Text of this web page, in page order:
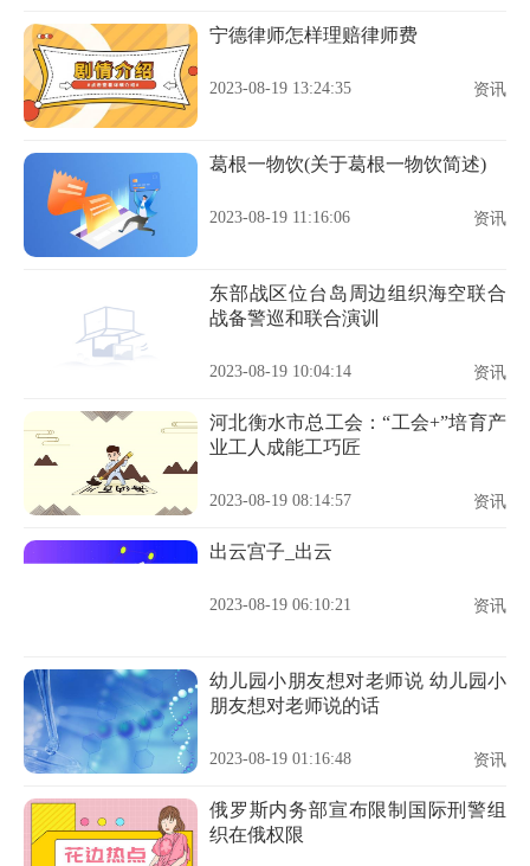
宁德律师怎样理赔律师费
2023-08-19 13:24:35 资讯
葛根一物饮(关于葛根一物饮简述)
2023-08-19 11:16:06 资讯
东部战区位台岛周边组织海空联合
战备警巡和联合演训
2023-08-19 10:04:14 资讯
河北衡水市总工会：“工会+”培育产
业工人成能工巧匠
2023-08-19 08:14:57 资讯
出云宫子_出云
2023-08-19 06:10:21 资讯
幼儿园小朋友想对老师说 幼儿园小
朋友想对老师说的话
2023-08-19 01:16:48 资讯
俄罗斯内务部宣布限制国际刑警组
织在俄权限